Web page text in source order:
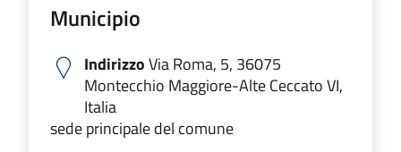
Municipio
IndirizzoVia Roma, 5, 36075
Montecchio Maggiore-Alte Ceccato VI,
Italia
sede principale del comune